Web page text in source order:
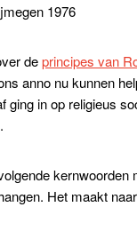
1976
deprincipes van
anno nu kunnen
ging in op religieus
Het maakt